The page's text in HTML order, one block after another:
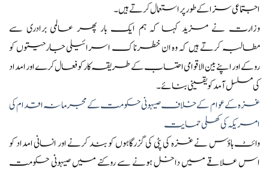
اجتماعی سزا کے طور پر استعمال کرتے ہیں۔
وزارت نے مزید کہا کہ ہم ایک بار پھر عالمی برادری سے
مطالبہ کرتے ہیں کہ وہ ان خطرناک اسرائیلی جارحیتوں کو
روکے اور اپنے بین الاقوامی احتساب کے طریقہ کار کو فعال کرے اور امداد
کی مسلسل آمد کو یقینی بنائے۔
غزہ کے عوام کے خلاف صیہونی حکومت کے مجرمانہ اقدام کی
امریکہ کی کھلی حمایت
وائٹ ہاؤس نے غزہ کی پٹی کی گزرگاہوں کو بند کرنے اور انسانی امداد کو
اس علاقے میں داخل ہونے سے روکنے میں صیہونی حکومت